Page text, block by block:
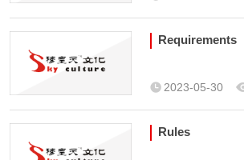
Requirements
2023-05-30
Rules